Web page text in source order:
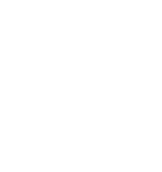
desde